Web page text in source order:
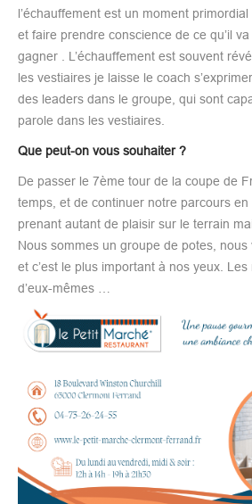
l’échauffement est un moment
et faire prendre conscience de ce qu’il
gagner . L’échauffement est souvent
les vestiaires je laisse le coach
des leaders dans le groupe, qui sont
parole dans les vestiaires.
Que peut-on vous souhaiter ?
De passer le 7ème tour de la coupe de
temps, et de continuer notre parcours
prenant autant de plaisir sur le terrain
Nous sommes un groupe de potes, nous
et c’est le plus important à nos yeux.
d’eux-mêmes …